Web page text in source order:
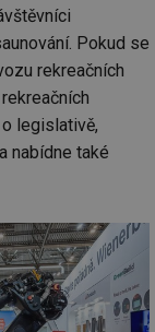
Pokud se
rekreačních
legislativě,
nabídne také